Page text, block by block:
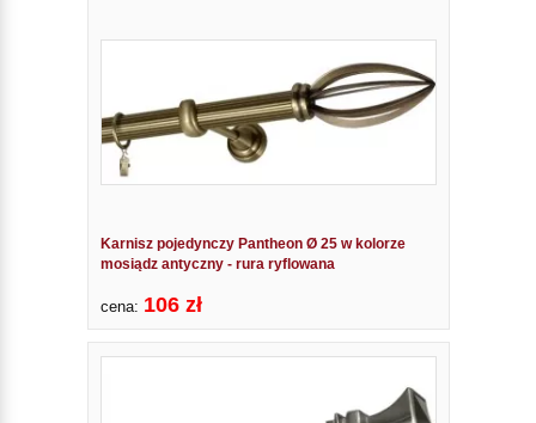
Karnisz pojedynczy Pantheon Ø 25 w kolorze
mosiądz antyczny - rura ryflowana
cena: 106 zł